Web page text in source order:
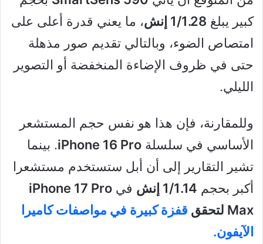
كبير يبلغ 1/1.28 إنش
، ما يعني قدرة أعلى على
امتصاص الضوء، وبالتالي تقديم صور مذهلة
حتى في ظروف الإضاءة المنخفضة أو التصوير
الليلي.
وللمقارنة، فإن هذا هو نفس حجم المستشعر
الأساسي في سلسلة iPhone 16 Pro. بينما
تشير التقارير إلى أن أبل ستستخدم مستشعرا
أكبر بحجم 1/1.14 إنش في iPhone 17 Pro
Max لتحقق
قفزة كبيرة في مواصفات كاميرا
الآيفون.